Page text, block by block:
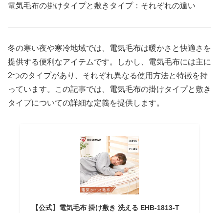
電気毛布の掛けタイプと敷きタイプ：それぞれの違い
冬の寒い夜や寒冷地域では、電気毛布は暖かさと快適さを
提供する便利なアイテムです。しかし、電気毛布には主に
2つのタイプがあり、それぞれ異なる使用方法と特徴を持
っています。この記事では、電気毛布の掛けタイプと敷き
タイプについての詳細な定義を提供します。
【公式】電気毛布 掛け敷き 洗える EHB-1813-T